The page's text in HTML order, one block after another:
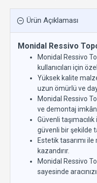
Ürün Açıklaması
Monidal Ressivo
Monidal Ressivo
kullanıcıları için
Yüksek kalite
uzun ömürlü ve
Monidal Ressivo
ve demontaj
Güvenli
güvenli bir şekilde
Estetik tasarımı
kazandırır.
Monidal Ressivo
sayesinde